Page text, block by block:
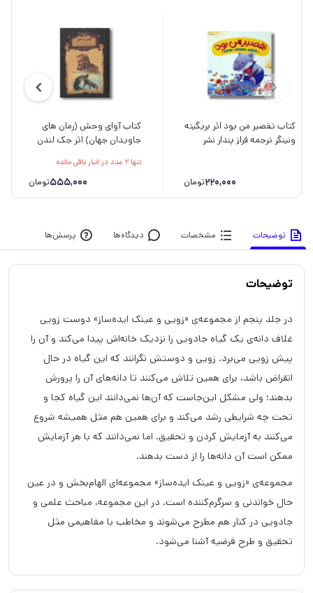
کتاب تقصیر من بود اثر بریگیته
ونینگر ترجمه فراز پندار نشر
220,000تومان
کتاب آوای وحش (رمان های
جاویدان جهان) اثر جک لندن
تنها 2 عدد در انبار باقی مانده
555,000تومان
توضیحات مشخصات دیدگاه‌ها پرسش‌ها
توضیحات
در جلد پنجم از مجموعه‌ی «زویی و عینک ایده‌ساز» دوست زویی
غلاف دانه‌ی یک گیاه جادویی را نزدیک خانه‌اش پیدا می‌کند و آن را
پیش زویی می‌برد. زویی و دوستش نگرانند که این گیاه در حال
انقراض باشد، برای همین تلاش می‌کنند تا دانه‌های آن را پرورش
بدهند؛ ولی مشکل این‌جاست که آن‌ها نمی‌دانند این گیاه کجا و
تحت چه شرایطی رشد می‌کند و برای همین هم مثل همیشه شروع
می‌کنند به آزمایش کردن و تحقیق. اما نمی‌دانند که با هر آزمایش
ممکن است آن دانه‌ها را از دست بدهند.
مجموعه‌ی «زویی و عینک ایده‌ساز» مجموعه‌ای الهام‌بخش و در عین
حال خواندنی و سرگرم‌کننده است. در این مجموعه، مباحث علمی و
جادویی در کنار هم مطرح می‌شوند و مخاطب با مفاهیمی مثل
تحقیق و طرح فرضیه آشنا می‌شود.